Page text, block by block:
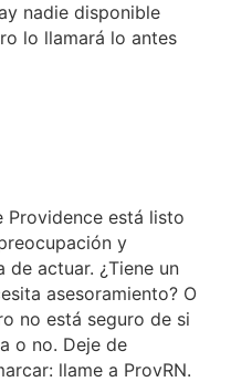
nadie disponible
lo llamará lo antes
Providence está listo
y
actuar. ¿Tiene un
asesoramiento? O
no está seguro de si
o no. Deje de
llame a ProvRN.